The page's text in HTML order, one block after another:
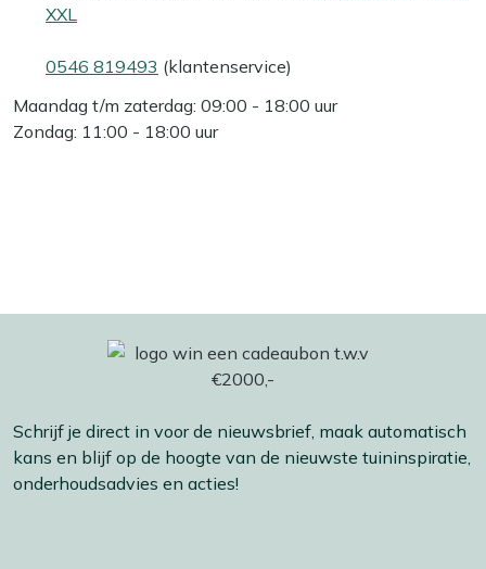
XXL
0546 819493 (klantenservice)
Maandag t/m zaterdag: 09:00 - 18:00 uur
Zondag: 11:00 - 18:00 uur
Schrijf je direct in voor de nieuwsbrief, maak automatisch
kans en blijf op de hoogte van de nieuwste tuininspiratie,
onderhoudsadvies en acties!